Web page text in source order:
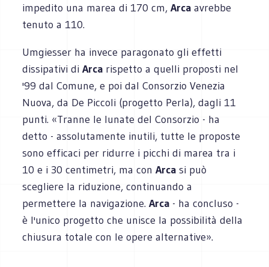
impedito una marea di 170 cm,Arca avrebbe
tenuto a 110.
Umgiesser ha invece paragonato gli effetti
dissipativi diArca rispetto a quelli proposti nel
'99 dal Comune, e poi dal Consorzio Venezia
Nuova, da De Piccoli (progetto Perla), dagli 11
punti. «Tranne le lunate del Consorzio - ha
detto - assolutamente inutili, tutte le proposte
sono efficaci per ridurre i picchi di marea tra i
10 e i 30 centimetri, ma conArca si può
scegliere la riduzione, continuando a
permettere la navigazione.Arca - ha concluso -
è l'unico progetto che unisce la possibilità della
chiusura totale con le opere alternative».